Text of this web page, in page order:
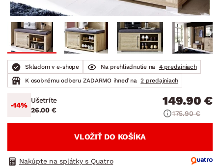
Skladom v e-shope Na prehliadnutie na
4 predajniach
K osobnému odberu ZADARMO ihneď na 2 predajniach
-14%
Ušetríte
26.00 €
149.90 €
175.90 €
VLOŽIŤ DO KOŠÍKA
Nakúpte na splátky s Quatro